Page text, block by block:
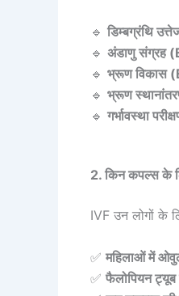
🔹 डिम्बग्रंथि
🔹 अंडाणु संग्रह
🔹 भ्रूण विकास
🔹 भ्रूण
🔹 गर्भावस्था
2. किन कपल्स के
IVF उन लोगों के
✅ महिलाओं में
✅ फैलोपियन